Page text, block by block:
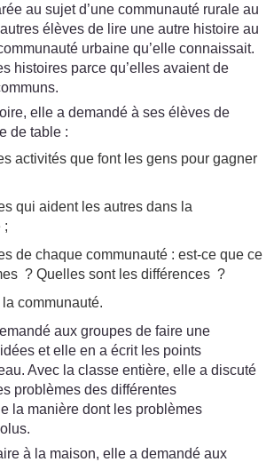
au sujet d’une communauté rurale au
élèves de lire une autre histoire au
urbaine qu’elle connaissait.
histoires parce qu’elles avaient de
elle a demandé à ses élèves de
de table :
activités que font les gens pour gagner
qui aident les autres dans la
;
de chaque communauté : est-ce que ce
? Quelles sont les différences ?
communauté.
aux groupes de faire une
et elle en a écrit les points
Avec la classe entière, elle a discuté
problèmes des différentes
la manière dont les problèmes
à la maison, elle a demandé aux